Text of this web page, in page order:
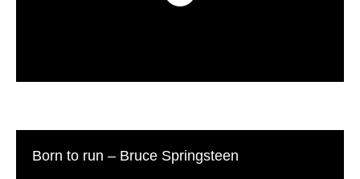
Born to run – Bruce Springsteen